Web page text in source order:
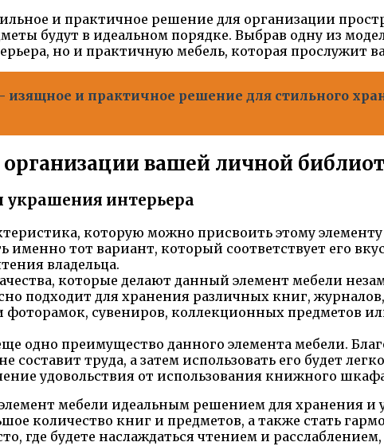
и практичное решение для организации
будут в идеальном порядке. Выбрав одну из
но и практичную мебель, которая прослужит
изящное и практичное решение для стильного
вашей личной
украшения интерьера
которую можно присвоить этому
тот вариант, который соответствует его
владельца.
которые делают данный элемент мебели
подходит для хранения различных книг,
фоторамок, сувениров, коллекционных предметов
одно преимущество данного элемента мебели.
составит труда, а затем использовать его будет
удовольствия от использования книжного
мебели идеальным решением для хранения и
количество книг и предметов, а также стать
где будете наслаждаться чтением и